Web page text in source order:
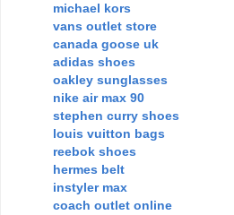
michael kors
vans outlet store
canada goose uk
adidas shoes
oakley sunglasses
nike air max 90
stephen curry shoes
louis vuitton bags
reebok shoes
hermes belt
instyler max
coach outlet online